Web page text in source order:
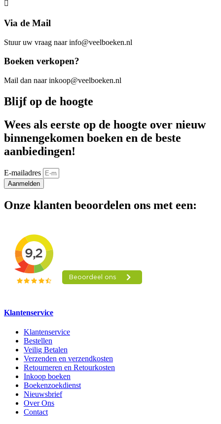
Via de Mail
Stuur uw vraag naar info@veelboeken.nl
Boeken verkopen?
Mail dan naar inkoop@veelboeken.nl
Blijf op de hoogte
Wees als eerste op de hoogte over nieuw
binnengekomen boeken en de beste
aanbiedingen!
E-mailadres
Aanmelden
Onze klanten beoordelen ons met een:
Klantenservice
Klantenservice
Bestellen
Veilig Betalen
Verzenden en verzendkosten
Retourneren en Retourkosten
Inkoop boeken
Boekenzoekdienst
Nieuwsbrief
Over Ons
Contact